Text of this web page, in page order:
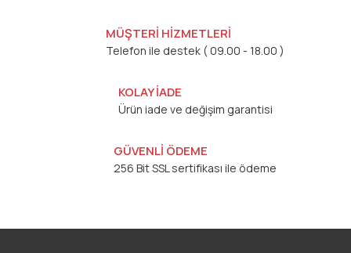
MÜŞTERİ HİZMETLERİ
Telefon ile destek ( 09.00 - 18.00 )
KOLAY İADE
Ürün iade ve değişim garantisi
GÜVENLİ ÖDEME
256 Bit SSL sertifikası ile ödeme